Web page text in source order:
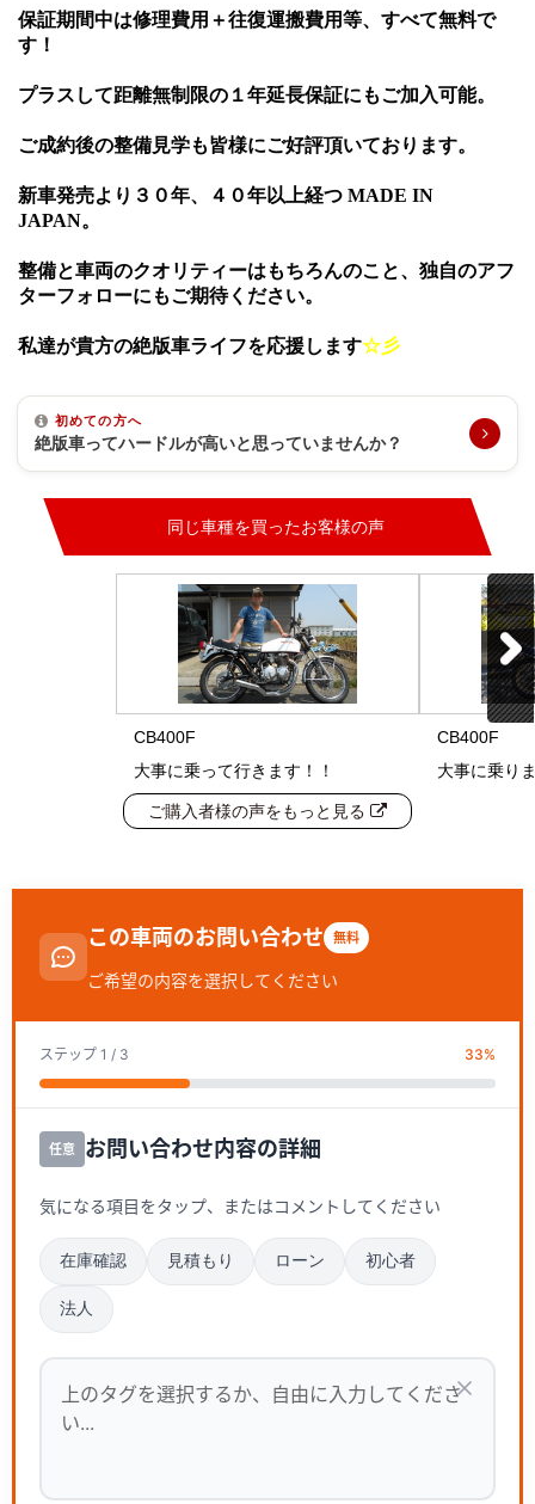
保証期間中は修理費用＋往復運搬費用等、すべて無料で
す！
プラスして距離無制限の１年延長保証にもご加入可能。
ご成約後の整備見学も皆様にご好評頂いております。
新車発売より３０年、４０年以上経つ MADE IN
JAPAN。
整備と車両のクオリティーはもちろんのこと、独自のアフ
ターフォローにもご期待ください。
私達が貴方の絶版車ライフを応援します☆彡
初めての方へ
絶版車ってハードルが高いと思っていませんか？
同じ車種を買ったお客様の声
CB400F
大事に乗って行きます！！
CB400F
大事に乗り
ご購入者様の声をもっと見る
この車両のお問い合わせ 無料
ご希望の内容を選択してください
ステップ 1 / 3 33%
任意 お問い合わせ内容の詳細
気になる項目をタップ、またはコメントしてください
在庫確認 見積もり ローン 初心者
法人